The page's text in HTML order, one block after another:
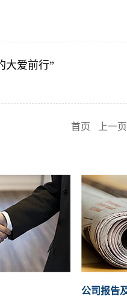
大爱前行”
首页 上一页
公司报告